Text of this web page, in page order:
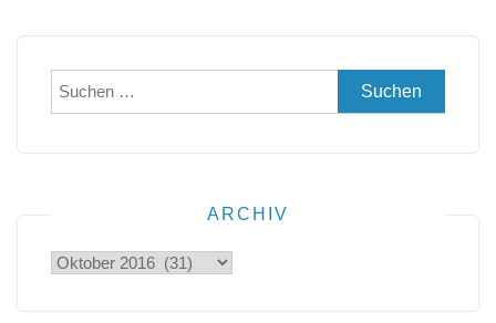
Suchen
nach:
ARCHIV
Archiv